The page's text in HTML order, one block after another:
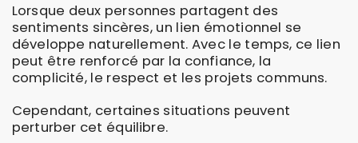
Lorsque deux personnes partagent des
sentiments sincères, un lien émotionnel se
développe naturellement. Avec le temps, ce lien
peut être renforcé par la confiance, la
complicité, le respect et les projets communs.
Cependant, certaines situations peuvent
perturber cet équilibre.